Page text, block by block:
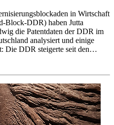
in Wirtschaft
Block-DDR) haben Jutta
die Patentdaten der DDR im
analysiert und einige
Die DDR steigerte seit den…